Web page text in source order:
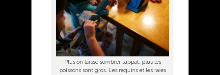
Plus on laisse sombrer l’appât, plus les
poissons sont gros. Les requins et les raies